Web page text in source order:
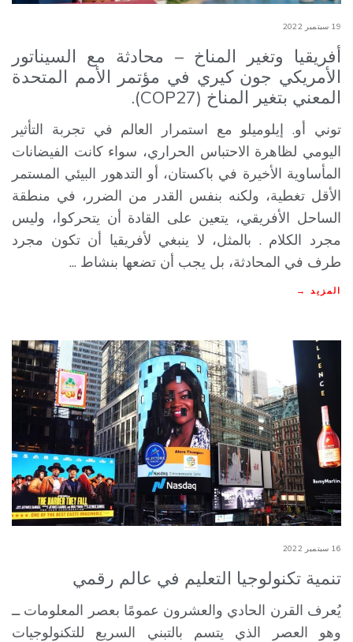
19 سبتمبر 2022
أفريقيا وتغير المناخ – محادثة مع السيناتور
الأمريكي جون كيري في مؤتمر الأمم المتحدة
المعني بتغير المناخ (COP27).
توني أو. إيلوميلو مع استمرار العالم في تجربة التأثير
اليومي لظاهرة الاحتباس الحراري، سواء كانت الفيضانات
المأساوية الأخيرة في باكستان، أو التدهور البيئي المستمر
الأقل تغطية، ولكنه بنفس القدر من الضرر، في منطقة
الساحل الأفريقي، يتعين على القادة أن يتحركوا، وليس
مجرد الكلام . بالمثل، لا ينبغي لأفريقيا أن تكون مجرد
طرف في المحادثة، بل يجب أن تضعها بنشاط ...
المزيد →
16 سبتمبر 2022
تنمية تكنولوجيا التعليم في عالم رقمي
يُعرف القرن الحادي والعشرون عمومًا بعصر المعلومات ــ
وهو العصر الذي يتسم بالتبني السريع للتكنولوجيات